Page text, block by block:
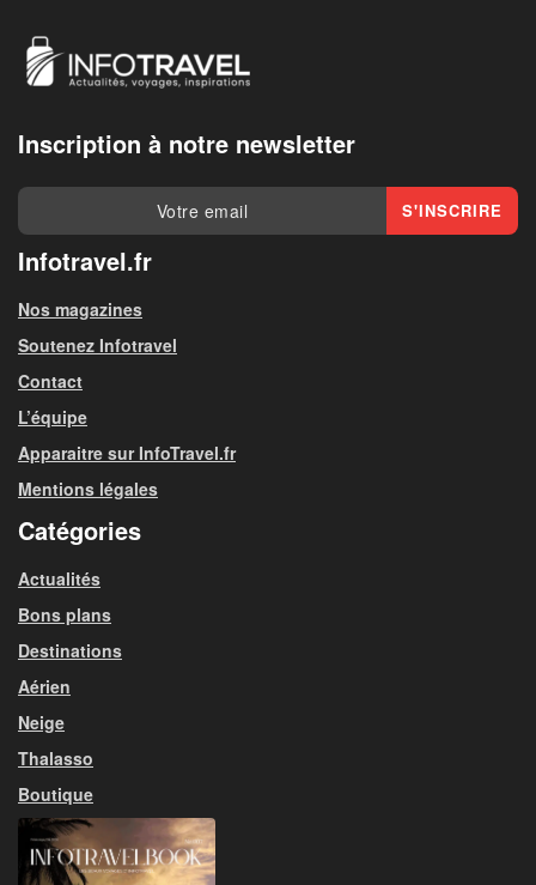
Inscription à notre newsletter
Infotravel.fr
Nos magazines
Soutenez Infotravel
Contact
L’équipe
Apparaitre sur InfoTravel.fr
Mentions légales
Catégories
Actualités
Bons plans
Destinations
Aérien
Neige
Thalasso
Boutique